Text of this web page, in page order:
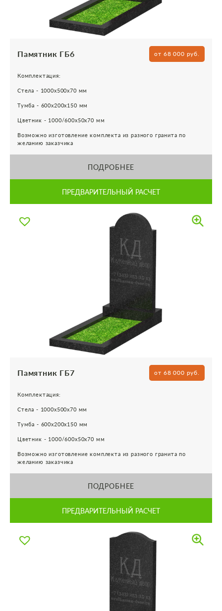
Памятник ГБ6 от 68 000 руб.
Комплектация:
Стела - 1000х500х70 мм
Тумба - 600х200х150 мм
Цветник - 1000/600х50х70 мм
Возможно изготовление комплекта из разного гранита по
желанию заказчика
ПОДРОБНЕЕ
ПРЕДВАРИТЕЛЬНЫЙ РАСЧЕТ
Памятник ГБ7 от 68 000 руб.
Комплектация:
Стела - 1000х500х70 мм
Тумба - 600х200х150 мм
Цветник - 1000/600х50х70 мм
Возможно изготовление комплекта из разного гранита по
желанию заказчика
ПОДРОБНЕЕ
ПРЕДВАРИТЕЛЬНЫЙ РАСЧЕТ